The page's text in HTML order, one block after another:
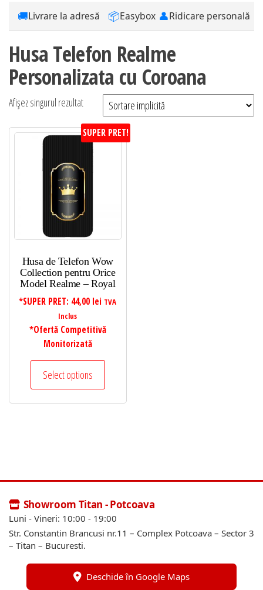
🚚Livrare la adresă 📦Easybox 👤Ridicare personală
Husa Telefon Realme
Personalizata cu Coroana
Afișez singurul rezultat
SUPER PRET!
Husa de Telefon Wow
Collection pentru Orice
Model Realme – Royal
*SUPER PRET: 44,00 lei TVA
Inclus
*Ofertă Competitivă
Monitorizată
Select options
Showroom Titan - Potcoava
Luni - Vineri: 10:00 - 19:00
Str. Constantin Brancusi nr.11 – Complex Potcoava – Sector 3
– Titan – Bucuresti.
Deschide în Google Maps